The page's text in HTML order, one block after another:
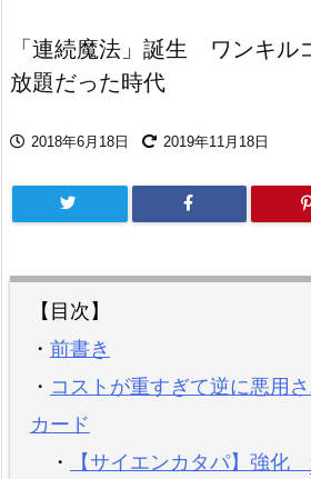
「連続魔法」誕生 ワンキル
放題だった時代
2018年6月18日 2019年11月18日
【目次】
・ 前書き
・ コストが重すぎて逆に悪用
カード
・
【サイエンカタパ】強化